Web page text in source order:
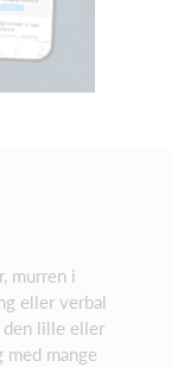
murren i
eller verbal
lille eller
mange